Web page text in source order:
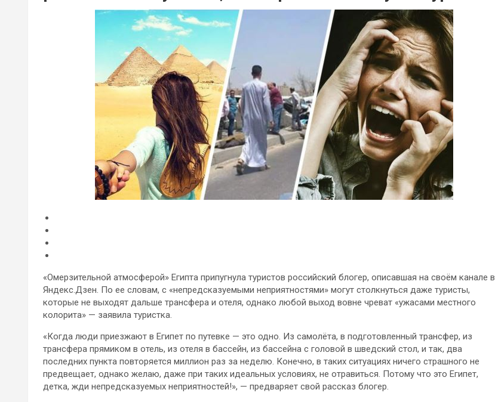
«Омерзительной атмосферой» Египта припугнула туристов российский блогер, описавшая на своём канале в
Яндекс.Дзен. По ее словам, с «непредсказуемыми неприятностями» могут столкнуться даже туристы,
которые не выходят дальше трансфера и отеля, однако любой выход вовне чреват «ужасами местного
колорита» — заявила туристка.
«Когда люди приезжают в Египет по путевке — это одно. Из самолёта, в подготовленный трансфер, из
трансфера прямиком в отель, из отеля в бассейн, из бассейна с головой в шведский стол, и так, два
последних пункта повторяется миллион раз за неделю. Конечно, в таких ситуациях ничего страшного не
предвещает, однако желаю, даже при таких идеальных условиях, не отравиться. Потому что это Египет,
детка, жди непредсказуемых неприятностей!», — предваряет свой рассказ блогер.